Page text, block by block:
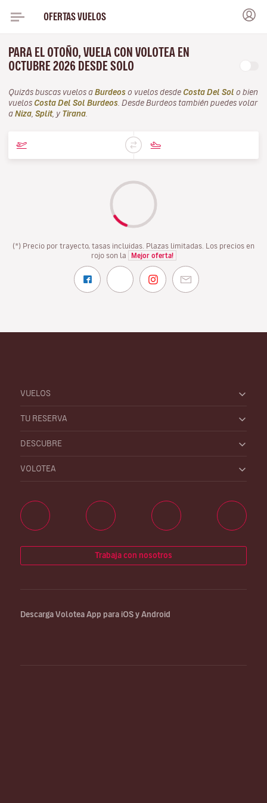
OFERTAS VUELOS
PARA EL OTOÑO, VUELA CON VOLOTEA EN
OCTUBRE 2026 DESDE SOLO
Quizás buscas vuelos a Burdeos o vuelos desde Costa Del Sol o bien
vuelos Costa Del Sol Burdeos . Desde Burdeos también puedes volar
a Niza Split, y Tirana
(*) Precio por trayecto, tasas incluidas. Plazas limitadas. Los precios en
rojo son la
Mejor oferta!
VUELOS
TU RESERVA
DESCUBRE
VOLOTEA
Trabaja con nosotros
Descarga Volotea App para iOS y Android